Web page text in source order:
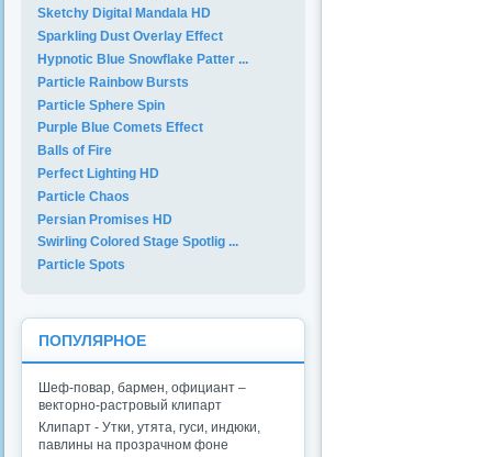
Sketchy Digital Mandala HD
Sparkling Dust Overlay Effect
Hypnotic Blue Snowflake Patter ...
Particle Rainbow Bursts
Particle Sphere Spin
Purple Blue Comets Effect
Balls of Fire
Perfect Lighting HD
Particle Chaos
Persian Promises HD
Swirling Colored Stage Spotlig ...
Particle Spots
ПОПУЛЯРНОЕ
Шеф-повар, бармен, официант –
векторно-растровый клипарт
Клипарт - Утки, утята, гуси, индюки,
павлины на прозрачном фоне